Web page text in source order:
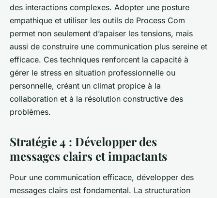
des interactions complexes. Adopter une posture
empathique et utiliser les outils de Process Com
permet non seulement d’apaiser les tensions, mais
aussi de construire une communication plus sereine et
efficace. Ces techniques renforcent la capacité à
gérer le stress en situation professionnelle ou
personnelle, créant un climat propice à la
collaboration et à la résolution constructive des
problèmes.
Stratégie 4 : Développer des
messages clairs et impactants
Pour une communication efficace, développer des
messages clairs est fondamental. La structuration